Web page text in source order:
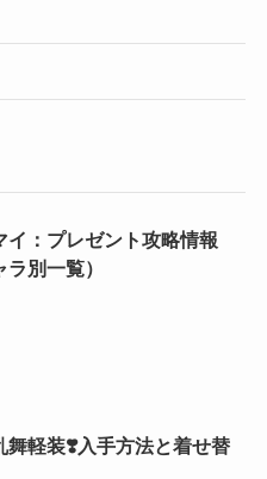
イ：プレゼント攻略情報
ラ別一覧）
舞軽装❣️入手方法と着せ替